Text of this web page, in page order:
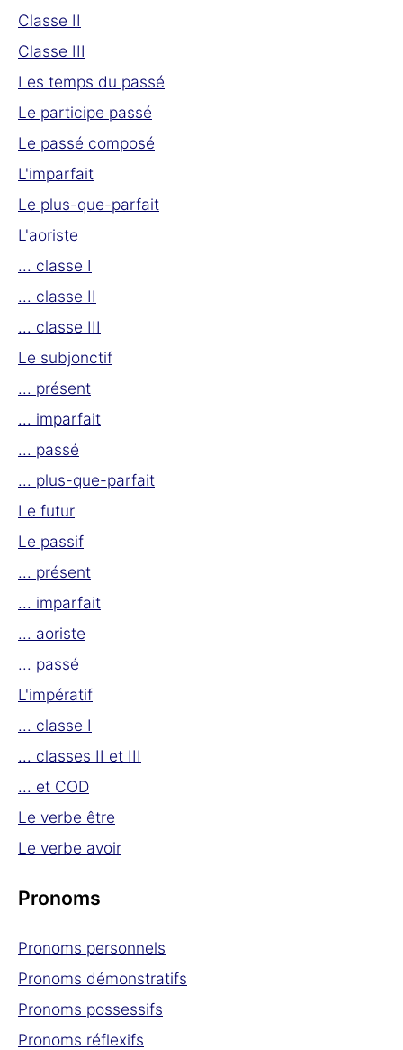
Classe II
Classe III
Les temps du passé
Le participe passé
Le passé composé
L'imparfait
Le plus-que-parfait
L'aoriste
... classe I
... classe II
... classe III
Le subjonctif
... présent
... imparfait
... passé
... plus-que-parfait
Le futur
Le passif
... présent
... imparfait
... aoriste
... passé
L'impératif
... classe I
... classes II et III
... et COD
Le verbe être
Le verbe avoir
Pronoms
Pronoms personnels
Pronoms démonstratifs
Pronoms possessifs
Pronoms réflexifs